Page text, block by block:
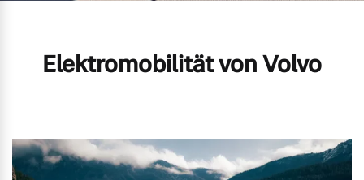
Elektromobilität von Volvo